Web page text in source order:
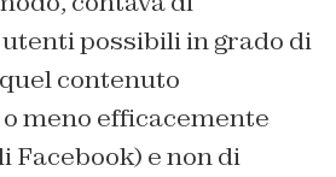
possibili in grado di
contenuto
meno efficacemente
Facebook) e non di